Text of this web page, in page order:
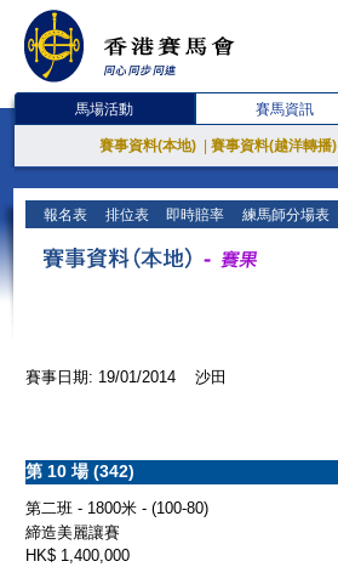
馬場活動 賽馬資訊
賽事資料(本地) 賽事資料(越洋轉播)
報名表 排位表 即時賠率 練馬師分場表
賽事日期: 19/01/2014 沙田
第 10 場 (342)
第二班 - 1800米 - (100-80)
締造美麗讓賽
HK$ 1,400,000